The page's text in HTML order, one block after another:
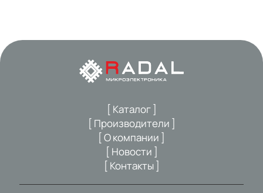
[ Каталог ]
[ Производители ]
[ О компании ]
[ Новости ]
[ Контакты ]